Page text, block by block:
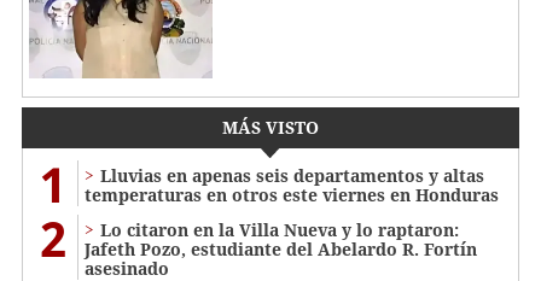
MÁS VISTO
1
Lluvias en apenas seis departamentos y altas
temperaturas en otros este viernes en Honduras
2
Lo citaron en la Villa Nueva y lo raptaron:
Jafeth Pozo, estudiante del Abelardo R. Fortín
asesinado